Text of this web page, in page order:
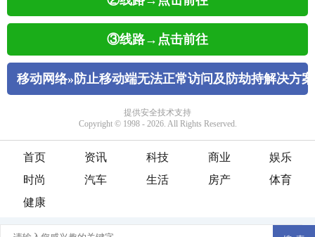
首页 资讯 科技 商业
娱乐
时尚
汽车 生活 房产
体育
健康